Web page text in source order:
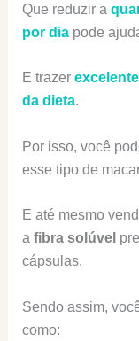
Que reduzir a
por diapode
E trazer
da dieta.
Por isso, você
esse tipo de
E até mesmo
a fibra solúvel
cápsulas.
Sendo assim,
como: